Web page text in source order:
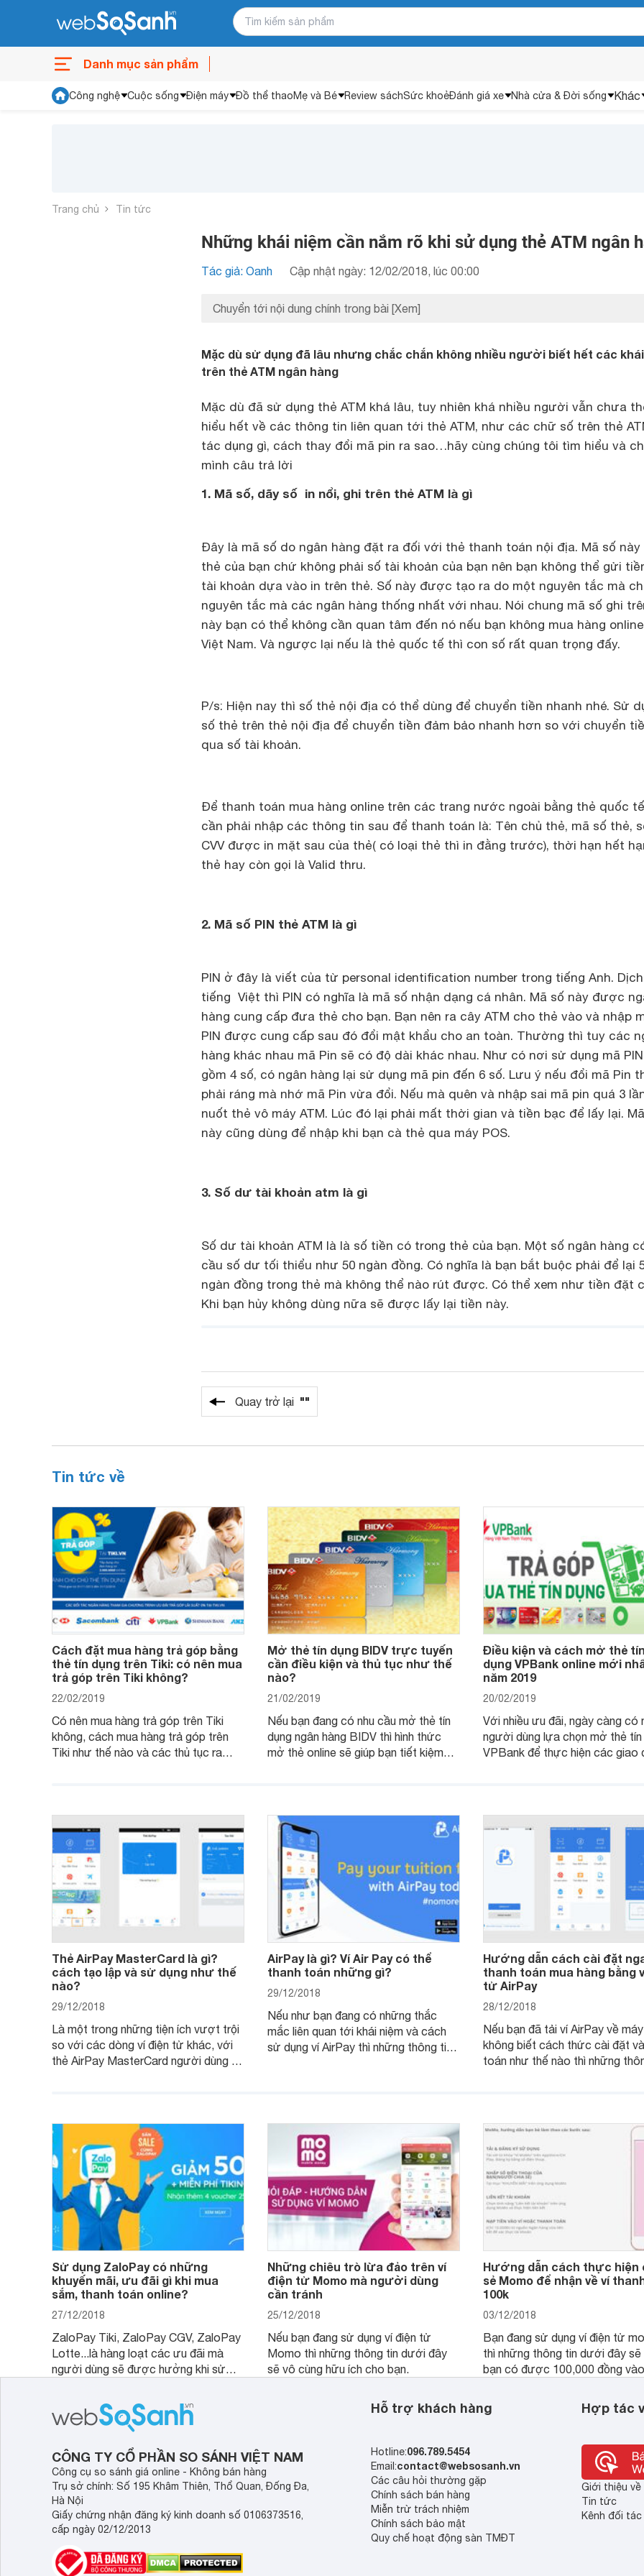
Danh mục sản phẩm
Công nghệ Cuộc sống Điện máy Đồ thể thaoMẹ và Bé Review sáchSức khoẻĐánh giá xe Nhà cửa & Đời sống Khác
Trang chủ Tin tức
Những khái niệm cần nắm rõ khi sử dụng thẻ ATM ngân
Tác giả: Oanh Cập nhật ngày: 12/02/2018, lúc 00:00
Chuyển tới nội dung chính trong bài [Xem]
Mặc dù sử dụng đã lâu nhưng chắc chắn không nhiều người biết hết các
trên thẻ ATM ngân hàng
Mặc dù đã sử dụng thẻ ATM khá lâu, tuy nhiên khá nhiều người vẫn chưa
hiểu hết về các thông tin liên quan tới thẻ ATM, như các chữ số trên thẻ
tác dụng gì, cách thay đổi mã pin ra sao…hãy cùng chúng tôi tìm hiểu và
mình câu trả lời
1. Mã số, dãy số in nổi, ghi trên thẻ ATM là gì
Đây là mã số do ngân hàng đặt ra đối với thẻ thanh toán nội địa. Mã số này
thẻ của bạn chứ không phải số tài khoản của bạn nên bạn không thể gửi
tài khoản dựa vào in trên thẻ. Số này được tạo ra do một nguyên tắc mà
nguyên tắc mà các ngân hàng thống nhất với nhau. Nói chung mã số ghi
này bạn có thể không cần quan tâm đến nó nếu bạn không mua hàng
Việt Nam. Và ngược lại nếu là thẻ quốc tế thì con số rất quan trọng đấy.
P/s: Hiện nay thì số thẻ nội địa có thể dùng để chuyển tiền nhanh nhé. Sử
số thẻ trên thẻ nội địa để chuyển tiền đảm bảo nhanh hơn so với chuyển
qua số tài khoản.
Để thanh toán mua hàng online trên các trang nước ngoài bằng thẻ quốc
cần phải nhập các thông tin sau để thanh toán là: Tên chủ thẻ, mã số thẻ,
CVV được in mặt sau của thẻ( có loại thẻ thì in đằng trước), thời hạn hết
thẻ hay còn gọi là Valid thru.
2. Mã số PIN thẻ ATM là gì
PIN ở đây là viết của từ personal identification number trong tiếng Anh.
tiếng Việt thì PIN có nghĩa là mã số nhận dạng cá nhân. Mã số này được
hàng cung cấp đưa thẻ cho bạn. Bạn nên ra cây ATM cho thẻ vào và nhập
PIN được cung cấp sau đó đổi mật khẩu cho an toàn. Thường thì tuy các
hàng khác nhau mã Pin sẽ có độ dài khác nhau. Như có nơi sử dụng mã
gồm 4 số, có ngân hàng lại sử dụng mã pin đến 6 số. Lưu ý nếu đổi mã Pin
phải ráng mà nhớ mã Pin vừa đổi. Nếu mà quên và nhập sai mã pin quá 3
nuốt thẻ vô máy ATM. Lúc đó lại phải mất thời gian và tiền bạc để lấy lại.
này cũng dùng để nhập khi bạn cà thẻ qua máy POS.
3. Số dư tài khoản atm là gì
Số dư tài khoản ATM là là số tiền có trong thẻ của bạn. Một số ngân hàng
cầu số dư tối thiểu như 50 ngàn đồng. Có nghĩa là bạn bắt buộc phải để lại
ngàn đồng trong thẻ mà không thể nào rút được. Có thể xem như tiền đặt
Khi bạn hủy không dùng nữa sẽ được lấy lại tiền này.
Quay trở lại ""
Tin tức về
Cách đặt mua hàng trả góp bằng
thẻ tín dụng trên Tiki: có nên mua
trả góp trên Tiki không?
22/02/2019
Có nên mua hàng trả góp trên Tiki
không, cách mua hàng trả góp trên
Tiki như thế nào và các thủ tục ra
Mở thẻ tín dụng BIDV trực tuyến
cần điều kiện và thủ tục như thế
nào?
21/02/2019
Nếu bạn đang có nhu cầu mở thẻ tín
dụng ngân hàng BIDV thì hình thức
mở thẻ online sẽ giúp bạn tiết kiệm
Điều kiện và cách mở thẻ
dụng VPBank online mới
năm 2019
20/02/2019
Với nhiều ưu đãi, ngày càng có
người dùng lựa chọn mở thẻ tín
VPBank để thực hiện các giao
Thẻ AirPay MasterCard là gì?
cách tạo lập và sử dụng như thế
nào?
29/12/2018
Là một trong những tiện ích vượt trội
so với các dòng ví điện tử khác, với
thẻ AirPay MasterCard người dùng sẽ
AirPay là gì? Ví Air Pay có thể
thanh toán những gì?
29/12/2018
Nếu như bạn đang có những thắc
mắc liên quan tới khái niệm và cách
sử dụng ví AirPay thì những thông tin
Hướng dẫn cách cài đặt
thanh toán mua hàng bằng
tử AirPay
28/12/2018
Nếu bạn đã tải ví AirPay về
không biết cách thức cài đặt
toán như thế nào thì những
Sử dụng ZaloPay có những
khuyến mãi, ưu đãi gì khi mua
sắm, thanh toán online?
27/12/2018
ZaloPay Tiki, ZaloPay CGV, ZaloPay
Lotte...là hàng loạt các ưu đãi mà
người dùng sẽ được hưởng khi sử
nền tảng mua sắm online.
Những chiêu trò lừa đảo trên ví
điện tử Momo mà người dùng
cần tránh
25/12/2018
Nếu bạn đang sử dụng ví điện tử
Momo thì những thông tin dưới đây
sẽ vô cùng hữu ích cho bạn.
Hướng dẫn cách thực hiện
sẻ Momo để nhận về ví
100k
03/12/2018
Bạn đang sử dụng ví điện tử
thì những thông tin dưới đây sẽ
bạn có được 100,000 đồng
CÔNG TY CỔ PHẦN SO SÁNH VIỆT NAM
Công cụ so sánh giá online - Không bán hàng
Trụ sở chính: Số 195 Khâm Thiên, Thổ Quan, Đống Đa,
Hà Nội
Giấy chứng nhận đăng ký kinh doanh số 0106373516,
cấp ngày 02/12/2013
Hỗ trợ khách hàng
Hotline:096.789.5454
Email:contact@websosanh.vn
Các câu hỏi thường gặp
Chính sách bán hàng
Miễn trừ trách nhiệm
Chính sách bảo mật
Quy chế hoạt động sàn TMĐT
Hợp tác
Giới thiệu về
Tin tức
Kênh đối